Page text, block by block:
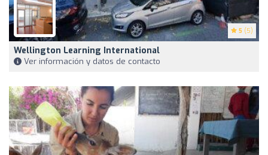
5 (5)
Wellington Learning International
Ver información y datos de contacto